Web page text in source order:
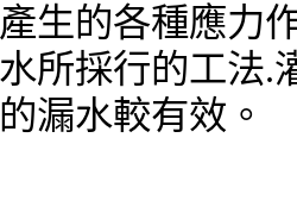
生的各種應力
所採行的工法.
漏水較有效。